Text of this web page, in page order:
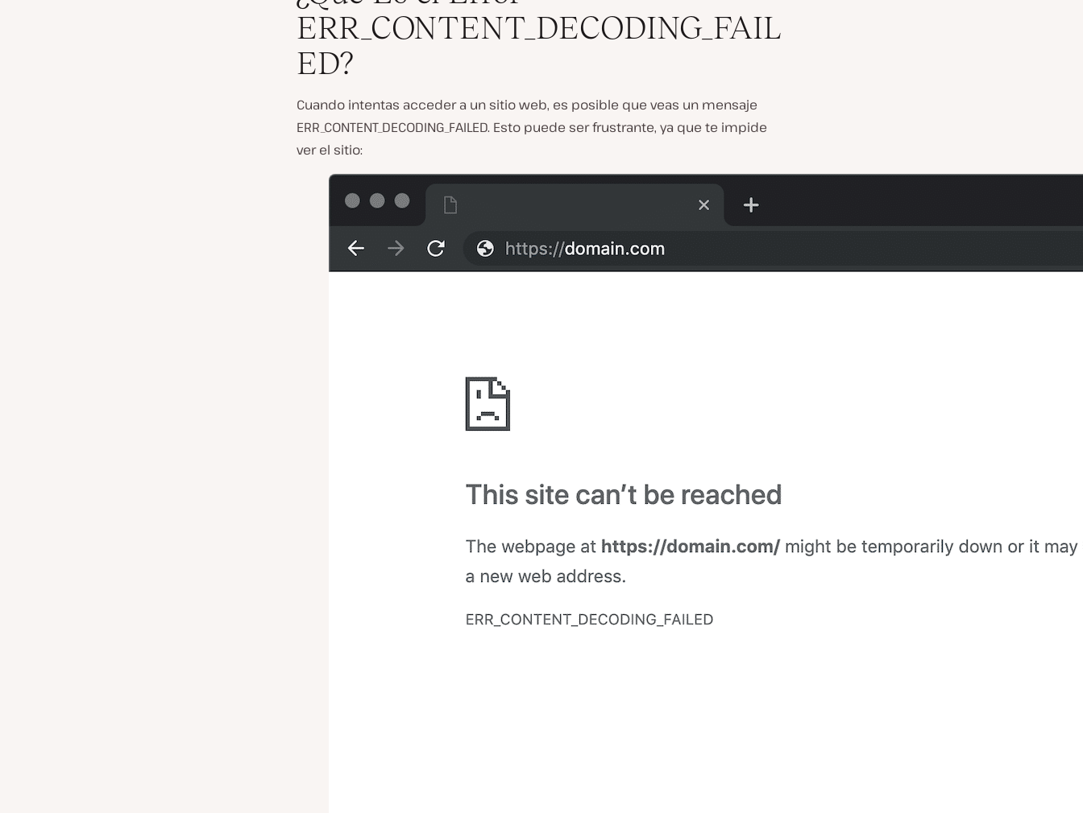
ERR_CONTENT_DECODING_FAIL
ED?
Cuando intentas acceder a un sitio web, es posible que veas un mensaje
ERR_CONTENT_DECODING_FAILED. Esto puede ser frustrante, ya que te impide
ver el sitio: